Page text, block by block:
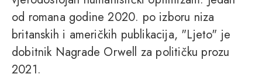
od romana godine 2020. po izboru niza
britanskih i američkih publikacija, "Ljeto" je
dobitnik Nagrade Orwell za političku prozu
2021.